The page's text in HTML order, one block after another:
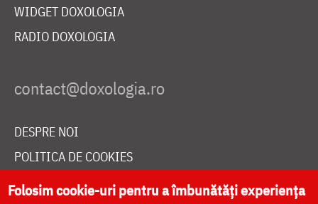
WIDGET DOXOLOGIA
RADIO DOXOLOGIA
DESPRE NOI
POLITICA DE COOKIES
DONEAZĂ ONLINE PENTRU CATEDRALA NAȚIONALĂ
Folosim cookie-uri pentru a îmbunătăți experiența